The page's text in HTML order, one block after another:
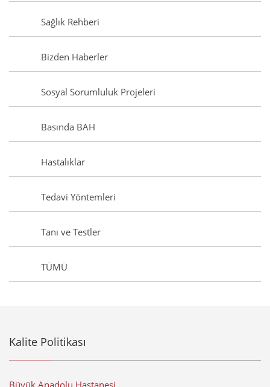
Sağlık Rehberi
Bizden Haberler
Sosyal Sorumluluk Projeleri
Basında BAH
Hastalıklar
Tedavi Yöntemleri
Tanı ve Testler
TÜMÜ
Kalite Politikası